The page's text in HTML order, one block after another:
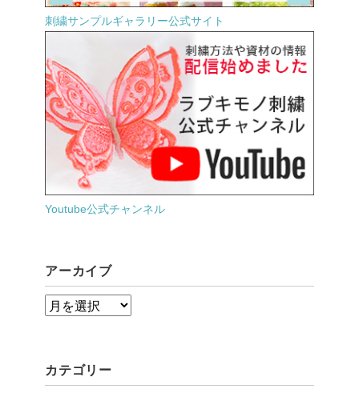
刺繍サンプルギャラリー公式サイト
Youtube公式チャンネル
アーカイブ
ア
イ
カテゴリー